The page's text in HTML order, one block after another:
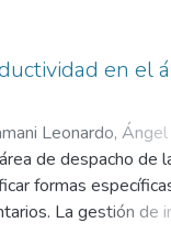
actualizarse para
lo que significa más
además utiliza
procesos,
en el
Leonardo, Ángel
de despacho de
formas
La gestión de
en almacén de